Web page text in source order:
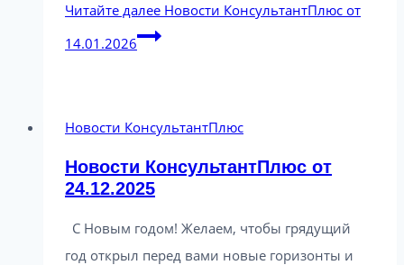
Читайте далее Новости КонсультантПлюс от
14.01.2026
Новости КонсультантПлюс
Новости КонсультантПлюс от
24.12.2025
С Новым годом! Желаем, чтобы грядущий
год открыл перед вами новые горизонты и